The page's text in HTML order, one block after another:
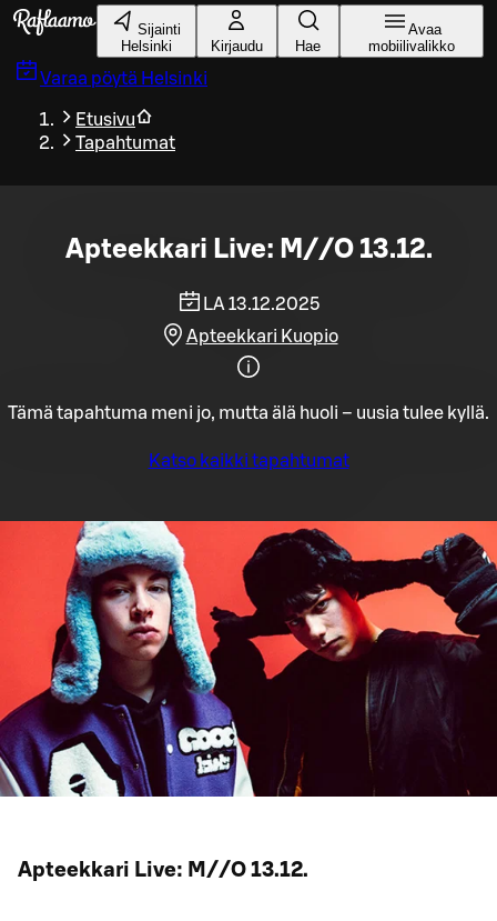
Siirry pääsisältöön
Sijainti
Helsinki
Kirjaudu Hae
Avaa
mobiilivalikko
Varaa pöytä Helsinki
Etusivu
Tapahtumat
Apteekkari Live: M//O 13.12.
LA 13.12.2025
Apteekkari Kuopio
Tämä tapahtuma meni jo, mutta älä huoli – uusia tulee kyllä.
Katso kaikki tapahtumat
Apteekkari Live: M//O 13.12.